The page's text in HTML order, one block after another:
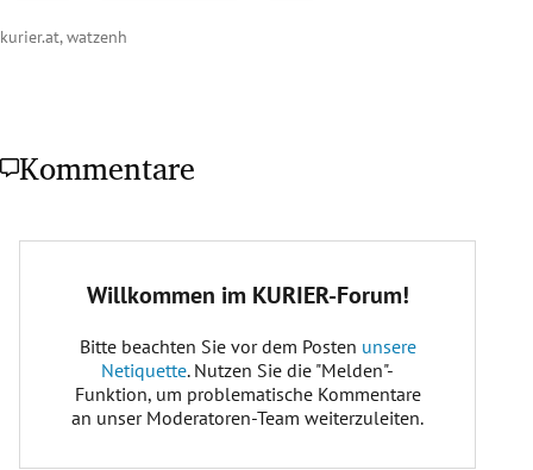
kurier.at, watzenh
Kommentare